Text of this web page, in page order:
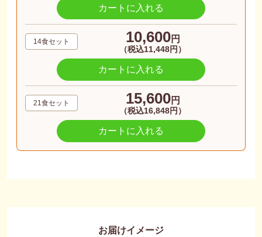
カートに入れる
14食セット 10,600円
（税込11,448円）
カートに入れる
21食セット 15,600円
（税込16,848円）
カートに入れる
お届けイメージ